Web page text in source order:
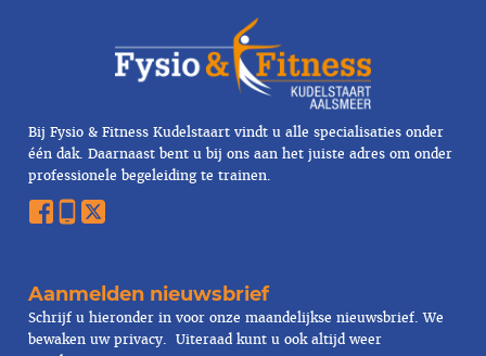
Bij Fysio & Fitness Kudelstaart vindt u alle specialisaties onder
één dak. Daarnaast bent u bij ons aan het juiste adres om onder
professionele begeleiding te trainen.
Aanmelden nieuwsbrief
Schrijf u hieronder in voor onze maandelijkse nieuwsbrief. We
bewaken uwprivacy. Uiteraad kunt u ook altijd weer